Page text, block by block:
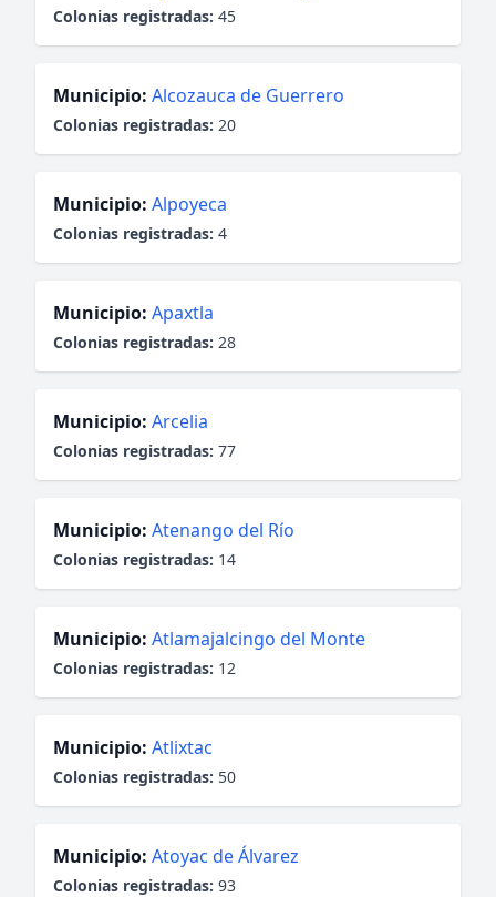
Colonias registradas: 45
Municipio: Alcozauca de Guerrero
Colonias registradas: 20
Municipio: Alpoyeca
Colonias registradas: 4
Municipio: Apaxtla
Colonias registradas: 28
Municipio: Arcelia
Colonias registradas: 77
Municipio: Atenango del Río
Colonias registradas: 14
Municipio: Atlamajalcingo del Monte
Colonias registradas: 12
Municipio: Atlixtac
Colonias registradas: 50
Municipio: Atoyac de Álvarez
Colonias registradas: 93